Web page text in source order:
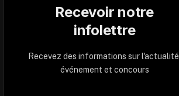
Recevoir notre
infolettre
Recevez des informations sur l'actualité,
événement et concours